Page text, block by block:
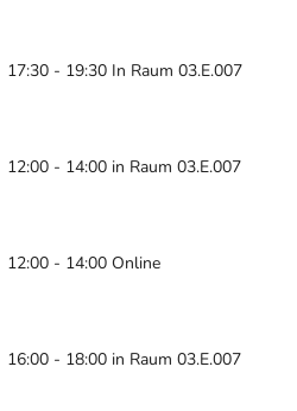
17:30 - 19:30 In Raum 03.E.007
12:00 - 14:00 in Raum 03.E.007
12:00 - 14:00 Online
16:00 - 18:00 in Raum 03.E.007